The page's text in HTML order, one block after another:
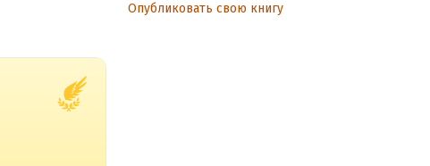
Опубликовать свою книгу